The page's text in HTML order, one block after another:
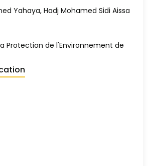
Yahaya, Hadj Mohamed Sidi Aissa
Protection de l'Environnement de